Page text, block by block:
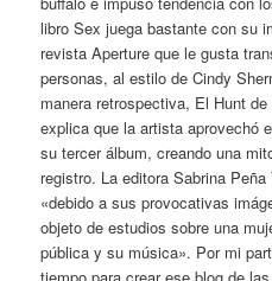
libro Sex juega bastante con su
revista Aperture que le gusta
personas, al estilo de Cindy
manera retrospectiva, El Hunt
explica que la artista aprovechó
su tercer álbum, creando una
registro. La editora Sabrina
«debido a sus provocativas
objeto de estudios sobre una
pública y su música». Por mi
tiempo para crear ese blog de